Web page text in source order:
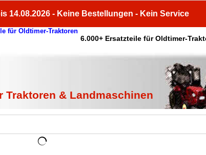
14.08.2026 - Keine Bestellungen - Kein Service
6.000+ Ersatzteile für Oldtimer-
& Landmaschinen